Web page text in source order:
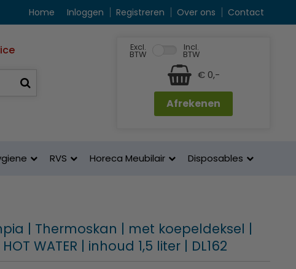
Home Inloggen Registreren Over ons Contact
Excl.
BTW
Incl.
BTW
€ 0,-
Afrekenen
RVS Horeca Meubilair Disposables
| Thermoskan | met koepeldeksel |
HOT WATER | inhoud 1,5 liter | DL162